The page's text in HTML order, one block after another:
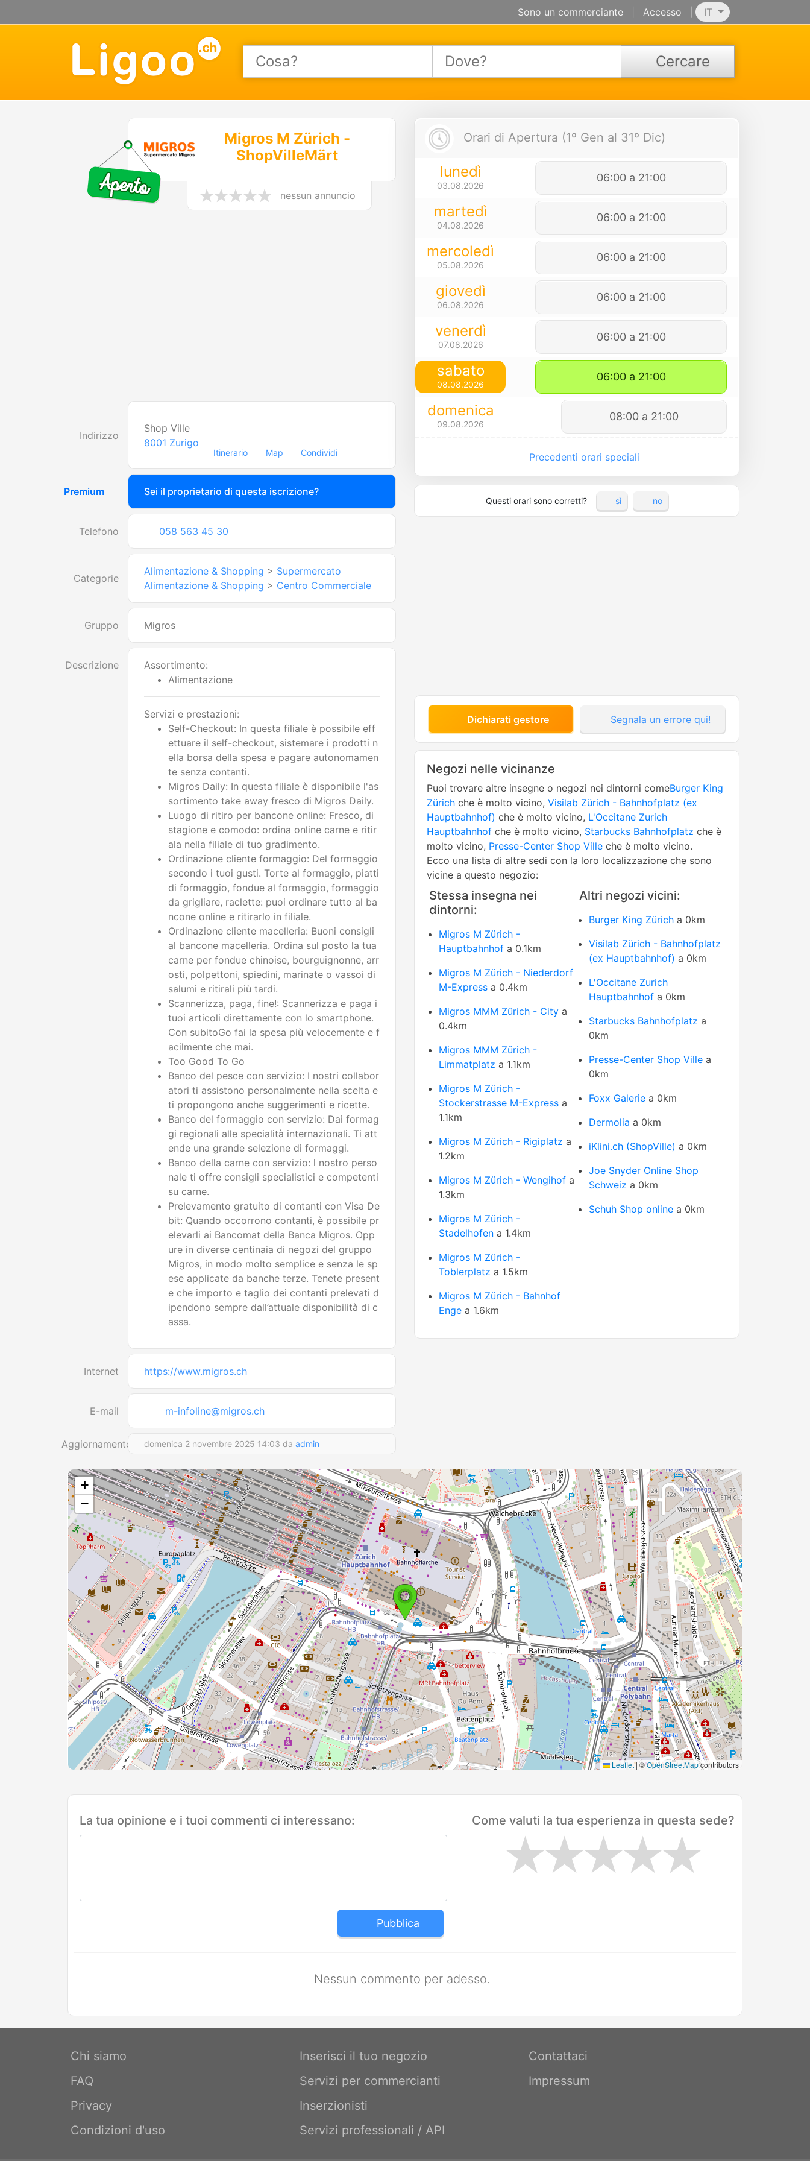
Sono un commerciante Accesso IT
Cercare
Migros M Zürich -
ShopVilleMärt
nessun annuncio
Indirizzo
Shop Ville
8001 Zurigo
Itinerario Map Condividi
Premium Sei il proprietario di questa iscrizione?
Telefono 058 563 45 30
Categorie
Alimentazione & Shopping > Supermercato
Alimentazione & Shopping > Centro Commerciale
Gruppo Migros
Descrizione
Assortimento:
Alimentazione
Servizi e prestazioni:
Self-Checkout: In questa filiale è possibile eff
ettuare il self-checkout, sistemare i prodotti n
ella borsa della spesa e pagare autonomamen
te senza contanti.
Migros Daily: In questa filiale è disponibile l'as
sortimento take away fresco di Migros Daily.
Luogo di ritiro per bancone online: Fresco, di
stagione e comodo: ordina online carne e ritir
ala nella filiale di tuo gradimento.
Ordinazione cliente formaggio: Del formaggio
secondo i tuoi gusti. Torte al formaggio, piatti
di formaggio, fondue al formaggio, formaggio
da grigliare, raclette: puoi ordinare tutto al ba
ncone online e ritirarlo in filiale.
Ordinazione cliente macelleria: Buoni consigli
al bancone macelleria. Ordina sul posto la tua
carne per fondue chinoise, bourguignonne, arr
osti, polpettoni, spiedini, marinate o vassoi di
salumi e ritirali più tardi.
Scannerizza, paga, fine!: Scannerizza e paga i
tuoi articoli direttamente con lo smartphone.
Con subitoGo fai la spesa più velocemente e f
acilmente che mai.
Too Good To Go
Banco del pesce con servizio: I nostri collabor
atori ti assistono personalmente nella scelta e
ti propongono anche suggerimenti e ricette.
Banco del formaggio con servizio: Dai formag
gi regionali alle specialità internazionali. Ti att
ende una grande selezione di formaggi.
Banco della carne con servizio: l nostro perso
nale ti offre consigli specialistici e competenti
su carne.
Prelevamento gratuito di contanti con Visa De
bit: Quando occorrono contanti, è possibile pr
elevarli ai Bancomat della Banca Migros. Opp
ure in diverse centinaia di negozi del gruppo
Migros, in modo molto semplice e senza le sp
ese applicate da banche terze. Tenete present
e che importo e taglio dei contanti prelevati d
ipendono sempre dall’attuale disponibilità di c
assa.
Internet https://www.migros.ch
E-mail m-infoline@migros.ch
Aggiornamento domenica 2 novembre 2025 14:03 da admin
Orari di Apertura (1º Gen al 31º Dic)
lunedì
03.08.2026
06:00 a 21:00
martedì
04.08.2026
06:00 a 21:00
mercoledì
05.08.2026
06:00 a 21:00
giovedì
06.08.2026
06:00 a 21:00
venerdì
07.08.2026
06:00 a 21:00
sabato
08.08.2026
06:00 a 21:00
domenica
09.08.2026
08:00 a 21:00
Precedenti orari speciali
Questi orari sono corretti? sì no
Dichiarati gestore Segnala un errore qui!
Negozi nelle vicinanze
Puoi trovare altre insegne o negozi nei dintorni comeBurger King
Zürich che è molto vicino, Visilab Zürich - Bahnhofplatz (ex
Hauptbahnhof) che è molto vicino, L'Occitane Zurich
Hauptbahnhof che è molto vicino, Starbucks Bahnhofplatz che è
molto vicino, Presse-Center Shop Ville che è molto vicino.
Ecco una lista di altre sedi con la loro localizzazione che sono
vicine a questo negozio:
Stessa insegna nei
dintorni:
Migros M Zürich -
Hauptbahnhof a 0.1km
Migros M Zürich - Niederdorf
M-Express a 0.4km
Migros MMM Zürich - City a
0.4km
Migros MMM Zürich -
Limmatplatz a 1.1km
Migros M Zürich -
Stockerstrasse M-Express a
1.1km
Migros M Zürich - Rigiplatz a
1.2km
Migros M Zürich - Wengihof a
1.3km
Migros M Zürich -
Stadelhofen a 1.4km
Migros M Zürich -
Toblerplatz a 1.5km
Migros M Zürich - Bahnhof
Enge a 1.6km
Altri negozi vicini:
Burger King Zürich a 0km
Visilab Zürich - Bahnhofplatz
(ex Hauptbahnhof) a 0km
L'Occitane Zurich
Hauptbahnhof a 0km
Starbucks Bahnhofplatz a
0km
Presse-Center Shop Ville a
0km
Foxx Galerie a 0km
Dermolia a 0km
iKlini.ch (ShopVille) a 0km
Joe Snyder Online Shop
Schweiz a 0km
Schuh Shop online a 0km
+
−
Leaflet| ©OpenStreetMapcontributors
Come valuti la tua esperienza in questa sede?
La tua opinione e i tuoi commenti ci interessano:
Pubblica
Nessun commento per adesso.
Chi siamo
FAQ
Privacy
Condizioni d'uso
Inserisci il tuo negozio
Servizi per commercianti
Inserzionisti
Servizi professionali / API
Contattaci
Impressum